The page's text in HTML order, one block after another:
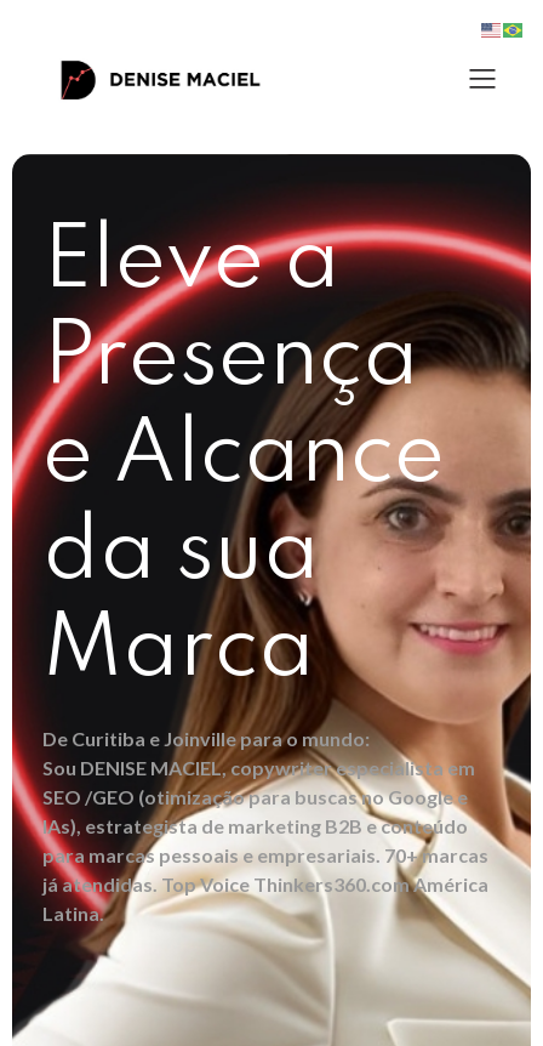
Eleve a
Presença
e Alcance
da sua
Marca
De Curitiba e Joinville para o mundo:
Sou DENISE MACIEL, copywriter especialista em
SEO /GEO (otimização para buscas no Google e
IAs), estrategista de marketing B2B e conteúdo
para marcas pessoais e empresariais. 70+ marcas
já atendidas. Top Voice Thinkers360.com América
Latina.